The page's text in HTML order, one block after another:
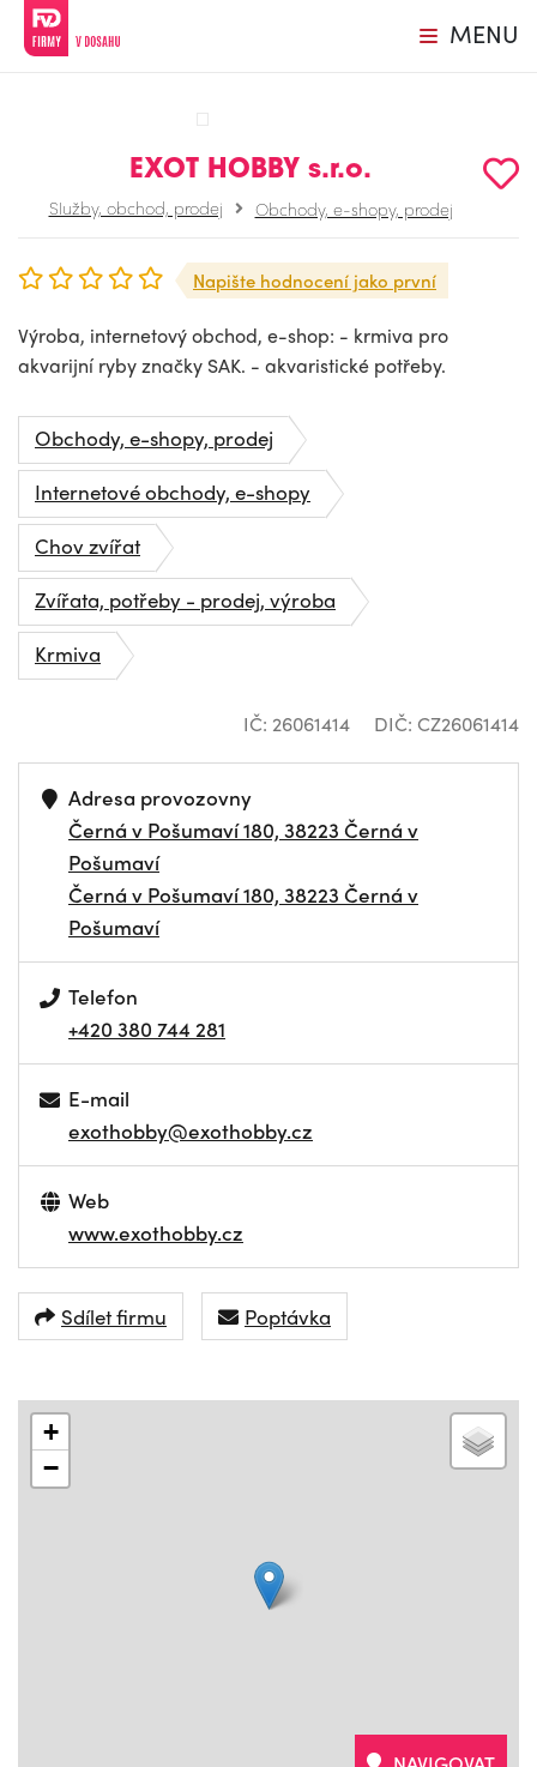
MENU
EXOT HOBBY s.r.o.
Služby, obchod, prodej Obchody, e-shopy, prodej
Napište hodnocení jako první
Výroba, internetový obchod, e-shop: - krmiva pro
akvarijní ryby značky SAK. - akvaristické potřeby.
Obchody, e-shopy, prodej
Internetové obchody, e-shopy
Chov zvířat
Zvířata, potřeby - prodej, výroba
Krmiva
IČ: 26061414 DIČ: CZ26061414
Adresa provozovny
Černá v Pošumaví 180, 38223 Černá v
Pošumaví
Černá v Pošumaví 180, 38223 Černá v
Pošumaví
Telefon
+420 380 744 281
E-mail
exothobby@exothobby.cz
Web
www.exothobby.cz
Sdílet firmu Poptávka
+
−